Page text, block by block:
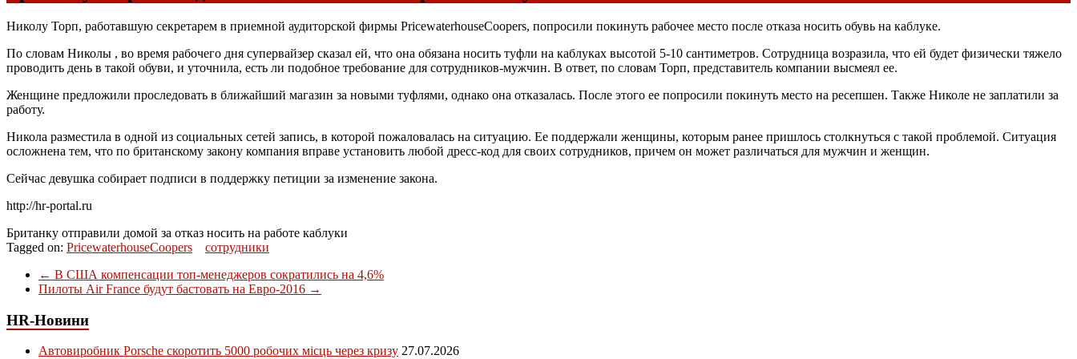
Николу Торп, работавшую секретарем в приемной аудиторской фирмы PricewaterhouseCoopers, попросили покинуть рабочее место после отказа носить обувь на каблуке.
По словам Николы , во время рабочего дня супервайзер сказал ей, что она обязана носить туфли на каблуках высотой 5-10 сантиметров. Сотрудница возразила, что ей будет физически тяжело
проводить день в такой обуви, и уточнила, есть ли подобное требование для сотрудников-мужчин. В ответ, по словам Торп, представитель компании высмеял ее.
Женщине предложили проследовать в ближайший магазин за новыми туфлями, однако она отказалась. После этого ее попросили покинуть место на ресепшен. Также Николе не заплатили за
работу.
Никола разместила в одной из социальных сетей запись, в которой пожаловалась на ситуацию. Ее поддержали женщины, которым ранее пришлось столкнуться с такой проблемой. Ситуация
осложнена тем, что по британскому закону компания вправе установить любой дресс-код для своих сотрудников, причем он может различаться для мужчин и женщин.
Сейчас девушка собирает подписи в поддержку петиции за изменение закона.
http://hr-portal.ru
Британку отправили домой за отказ носить на работе каблуки
Tagged on: PricewaterhouseCoopers
сотрудники
← В США компенсации топ-менеджеров сократились на 4,6%
Пилоты Air France будут бастовать на Евро-2016 →
HR-Новини
Автовиробник Porsche скоротить 5000 робочих місць через кризу 27.07.2026